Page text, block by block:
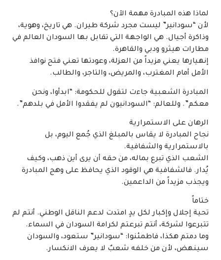
لماذا هذه المبادرة مهمة الآن؟
لأن “سودانير” ليست مجرد شركة طيران. هي تاريخ، وهوية،
وذاكرة أجيال. هي الواجهة التي تقابل بها السودان العالم في
مطارات هيثرو ودبي والقاهرة.
إنهيارها يعني مزيداً من العزلة، وعودتها تعني فتح نوافذ
الأمل أمام المغترب، والمريض، والتاجر، والطالب.
المبادرة الشعبية جاءت لتقول للحكومة: “ابدأوا، ونحن
معكم”. وللعالم: “السودانيون لم يفقدوا الأمل في بلدهم”.
الرهان على الاستمرارية
نجاح المبادرة لا يقاس بالمبلغ الذي جُمع اليوم، بل
بالاستمرارية والشفافية.
الشعب الذي تبرع بماله، من حقه أن يرى أين ذهب، وكيف
يُدار. فالشفافية هي الوقود الذي يحافظ على وهج المبادرة
ويجذب مزيداً من الداعمين.
ختاماً
تحية إجلال وإكبار لكل يدٍ امتدت لدعم الناقل الوطني. أنتم لم
تتبرعوا لشركة، أنتم تبرعتم لكرامة السودان في السماء.
وما دمتم هكذا، فاطمئنوا: “سودانير” ستعود، والسودان
سينهض، لأن من خلفه شعبٌ لا يعرف الانكسار.